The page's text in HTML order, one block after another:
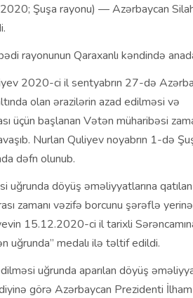
Şuşa rayonu) — Azərbaycan
rayonunun Qaraxanlı kəndində
2020-ci il sentyabrın 27-də
olan ərazilərin azad edilməsi və
üçün başlanan Vətən müharibəsi
Nurlan Quliyev noyabrın 1-də
dəfn olunub.
uğrunda döyüş əməliyyatlarına
zamanı vəzifə borcunu şərəflə yerinə
15.12.2020-ci il tarixli
uğrunda” medalı ilə təltif edildi.
uğrunda aparılan döyüş
görə Azərbaycan Prezidenti İlham